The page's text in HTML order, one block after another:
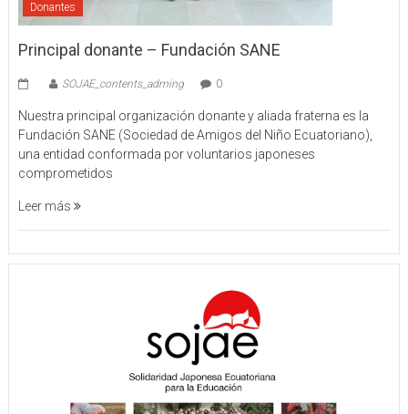
Donantes
Principal donante – Fundación SANE
SOJAE_contents_adming 0
Nuestra principal organización donante y aliada fraterna es la
Fundación SANE (Sociedad de Amigos del Niño Ecuatoriano),
una entidad conformada por voluntarios japoneses
comprometidos
Leer más